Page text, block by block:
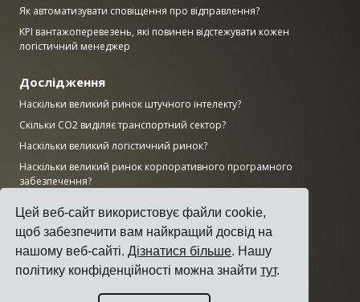
Цей веб-сайт використовує файли cookie,
щоб забезпечити вам найкращий досвід на
нашому веб-сайті.Дізнатися більше. Нашу
політику конфіденційності можна знайтитут.
Як автоматизувати сповіщення про відправлення?
KPI вантажоперевезень, які повинен відстежувати кожен
логістичний менеджер
Дослідження
Наскільки великий ринок штучного інтелекту?
Скільки CO2 виділяє транспортний сектор?
Наскільки великий логістичний ринок?
Наскільки великий ринок корпоративного програмного
забезпечення?
незаповненими в США?
Наскільки великий ринок ERP?
Наскільки великою є виробнича галузь?
Топ-50 виробничих компаній світу за доходом